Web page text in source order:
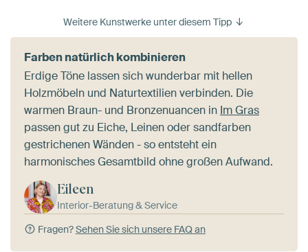
Weitere Kunstwerke unter diesem Tipp
Farben natürlich kombinieren
Erdige Töne lassen sich wunderbar mit hellen
Holzmöbeln und Naturtextilien verbinden. Die
warmen Braun- und Bronzenuancen in Im Gras
passen gut zu Eiche, Leinen oder sandfarben
gestrichenen Wänden - so entsteht ein
harmonisches Gesamtbild ohne großen Aufwand.
Eileen
Interior-Beratung & Service
Fragen?Sehen Sie sich unsere FAQ an